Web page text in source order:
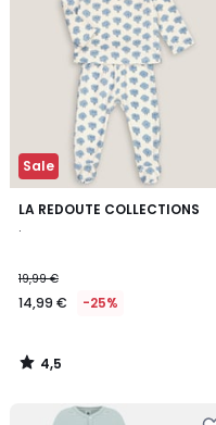
Sale
LA REDOUTE COLLECTIONS
.
19,99 €
14,99 € -25%
4,5
4,5
/